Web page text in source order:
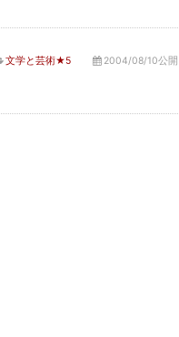
文学と芸術★5 2004/08/10公開